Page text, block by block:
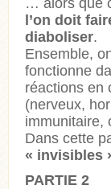
l’on doit
diaboliser.
Ensemble,
fonctionne
réactions en
(nerveux,
immunitaire,
Dans cette
« invisibles
PARTIE 2